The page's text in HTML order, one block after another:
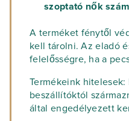
szoptató nők
A terméket fénytől
kell tárolni. Az eladó
felelősségre, ha a
Termékeink
beszállítóktól
által engedélyezett